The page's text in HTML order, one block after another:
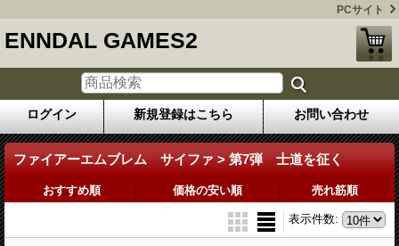
PCサイト
ENNDAL GAMES2
ログイン 新規登録はこちら お問い合わせ
ファイアーエムブレム サイファ > 第7弾 士道を征く
おすすめ順 価格の安い順 売れ筋順
表示件数: